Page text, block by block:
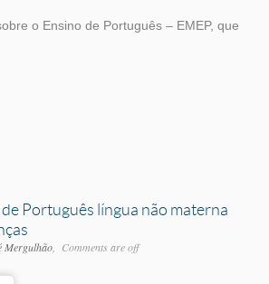
o Ensino de Português – EMEP, que
Português língua não materna
Mergulhão Comments are off